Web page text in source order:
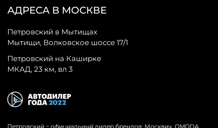
АДРЕСА В МОСКВЕ
Петровский в Мытищах
Мытищи, Волковское шоссе 17/1
Петровский на Каширке
МКАД, 23 км, вл 3
Петровский − официальный дилер брендов: Москвич, OMODA,